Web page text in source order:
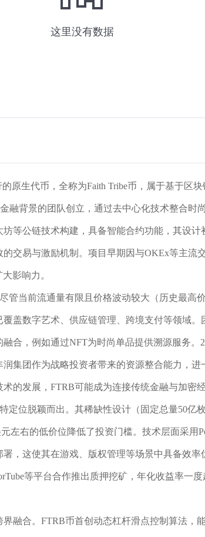
原生代币，全称为Faith Tribe币，属于基于区
融背景的团队创立，通过去中心化技术整合时
等公链技术构建，具备智能合约功能，其设计
交易与激励机制。项目早期因与OKEx等主流
影响力。
管当前流通量有限且价格波动较大（历史最高
盖数字艺术、供应链管理、跨境支付等领域。
合，例如通过NFT为时尚单品提供溯源服务。
集团作为战略投资者带来的资源整合能力，
的发展，FTRB可能成为连接传统金融与加密
定位脱颖而出。其稀缺性设计（固定总量50亿
左右的低价位降低了投资门槛。技术层面采用
，这使其在游戏、版权管理等场景中具备效
等平台合作推出质押挖矿，年化收益率一
融合。FTRB币首创动态杠杆滑点控制算法，